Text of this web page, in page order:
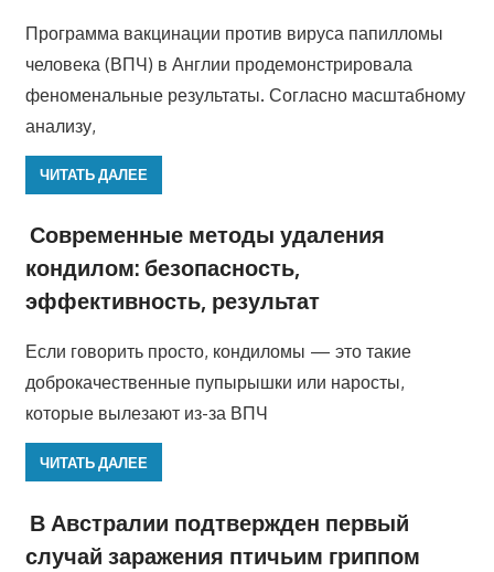
Программа вакцинации против вируса папилломы
человека (ВПЧ) в Англии продемонстрировала
феноменальные результаты. Согласно масштабному
анализу,
ЧИТАТЬ ДАЛЕЕ
Современные методы удаления
кондилом: безопасность,
эффективность, результат
Если говорить просто, кондиломы — это такие
доброкачественные пупырышки или наросты,
которые вылезают из-за ВПЧ
ЧИТАТЬ ДАЛЕЕ
В Австралии подтвержден первый
случай заражения птичьим гриппом